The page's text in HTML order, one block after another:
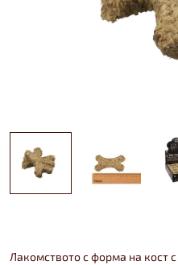
Лакомството с форма на кост